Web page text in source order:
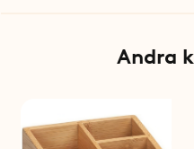
Andra